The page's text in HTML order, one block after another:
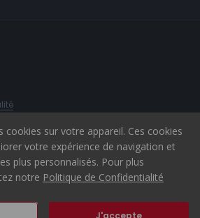
cookies sur votre appareil. Ces cookies
votre expérience de navigation et
plus personnalisés. Pour plus
notre Politique de Confidentialité
J'accepte